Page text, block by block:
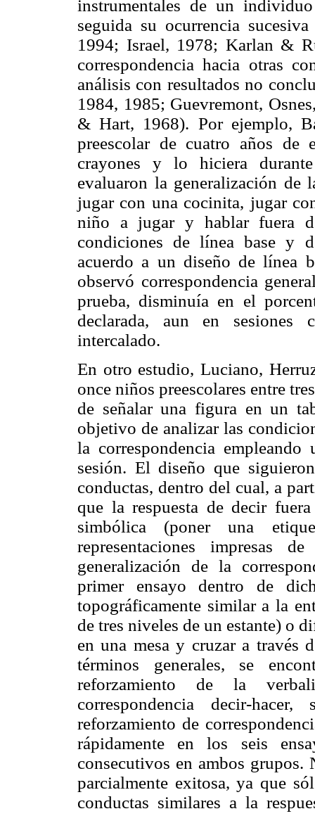
instrumentales de un
seguida su ocurrencia
1994; Israel, 1978; Karlan &
correspondencia hacia otras
análisis con resultados no
1984, 1985; Guevremont,
& Hart, 1968). Por ejemplo,
preescolar de cuatro años de
crayones y lo hiciera
evaluaron la generalización de
jugar con una cocinita, jugar
niño a jugar y hablar fuera
condiciones de línea base y
acuerdo a un diseño de línea
observó correspondencia
prueba, disminuía en el
declarada, aun en sesiones
intercalado.
En otro estudio, Luciano,
once niños preescolares entre
de señalar una figura en un
objetivo de analizar las
la correspondencia
sesión. El diseño que
conductas, dentro del cual, a
que la respuesta de decir
simbólica (poner una
representaciones impresas
generalización de la
primer ensayo dentro de
topográficamente similar a la
de tres niveles de un estante) o
en una mesa y cruzar a través
términos generales, se
reforzamiento de la
correspondencia decir-
reforzamiento de
rápidamente en los seis
consecutivos en ambos grupos.
parcialmente exitosa, ya que
conductas similares a la